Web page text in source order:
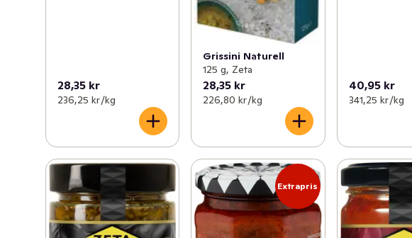
28,35 kr
236,25 kr /kg
Grissini Naturell
125 g, Zeta
28,35 kr
226,80 kr /kg
40,95 kr
341,25 kr /kg
Extrapris